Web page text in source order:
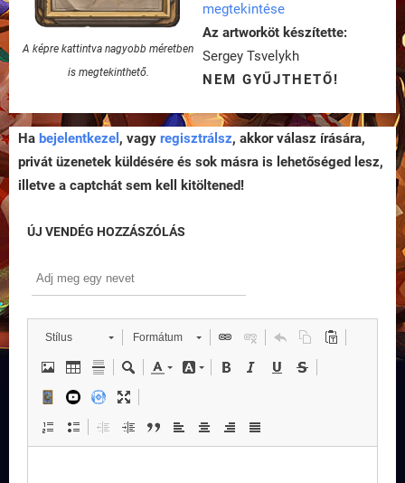
A képre kattintva nagyobb méretben
is megtekinthető.
megtekintése
Az artworköt készítette:
Sergey Tsvelykh
NEM GYŰJTHETŐ!
Ha bejelentkezel , vagy regisztrálsz, akkor válasz írására,
privát üzenetek küldésére és sok másra is lehetőséged lesz,
illetve a captchát sem kell kitöltened!
ÚJ VENDÉG HOZZÁSZÓLÁS
Stílus Formátum